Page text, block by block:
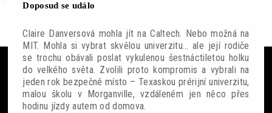
SF akce
Galerie
Lidé
Sloupek
Doposud se událo
Claire Danversová mohla jít na Caltech. Nebo možná na
MIT. Mohla si vybrat skvělou univerzitu… ale její rodiče
se trochu obávali poslat vykulenou šestnáctiletou holku
do velkého světa. Zvolili proto kompromis a vybrali na
jeden rok bezpečné místo – Texaskou prérijní univerzitu,
malou školu v Morganville, vzdáleném jen něco přes
hodinu jízdy autem od domova.